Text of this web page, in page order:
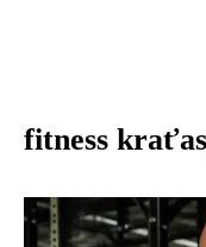
fitness